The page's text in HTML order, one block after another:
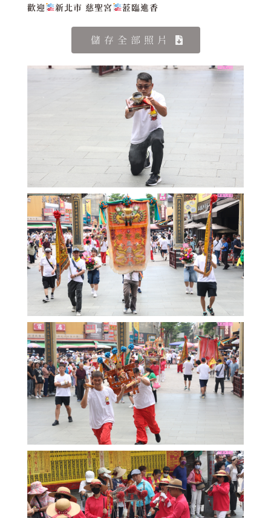
歡迎
新北市 慈聖宮 蒞臨進香
儲存全部照片